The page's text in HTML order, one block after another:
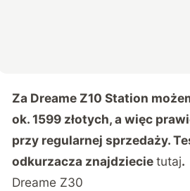
Za Dreame Z10 Station
ok. 1599 złotych, a więc
przy regularnej sprzedaży.
odkurzacza znajdziecietutaj.
Dreame Z30